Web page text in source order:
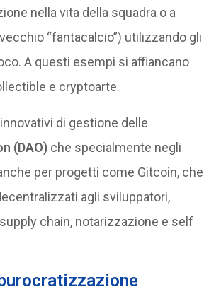
nella vita della squadra o a
“fantacalcio”) utilizzando gli
A questi esempi si affiancano
e cryptoarte.
di gestione delle
(DAO)che specialmente negli
per progetti come Gitcoin, che
agli sviluppatori,
chain, notarizzazione e self